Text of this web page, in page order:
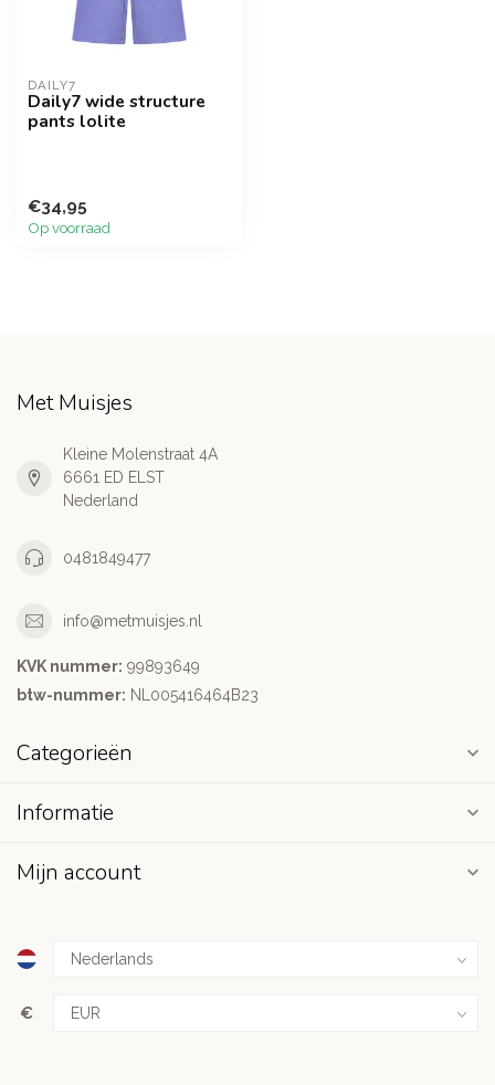
DAILY7
Daily7 wide structure
pants lolite
€34,95
Op voorraad
Met Muisjes
Kleine Molenstraat 4A
6661 ED ELST
Nederland
0481849477
info@metmuisjes.nl
KVK nummer: 99893649
btw-nummer: NL005416464B23
Categorieën
Informatie
Mijn account
€